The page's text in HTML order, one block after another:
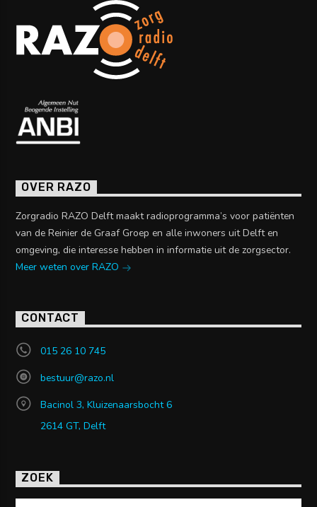
OVER RAZO
Zorgradio RAZO Delft maakt radioprogramma’s voor patiënten
van de Reinier de Graaf Groep en alle inwoners uit Delft en
omgeving, die interesse hebben in informatie uit de zorgsector.
Meer weten over RAZO
CONTACT
015 26 10 745
bestuur@razo.nl
Bacinol 3, Kluizenaarsbocht 6
2614 GT, Delft
ZOEK